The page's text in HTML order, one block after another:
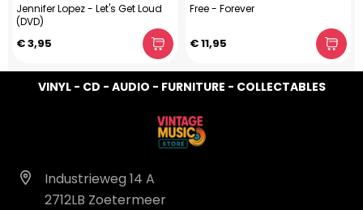
Jennifer Lopez - Let's Get Loud
(DVD)
€ 3,95
Free - Forever
€ 11,95
VINYL - CD - AUDIO - FURNITURE - COLLECTABLES
Industrieweg 14 A
2712LB Zoetermeer